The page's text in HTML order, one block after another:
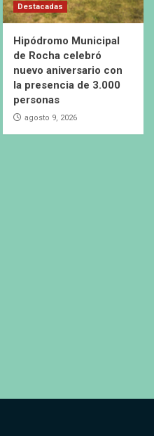
Destacadas
Hipódromo Municipal
de Rocha celebró
nuevo aniversario con
la presencia de 3.000
personas
agosto 9, 2026